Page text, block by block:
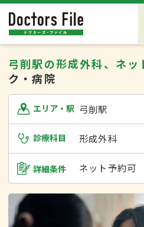
弓削駅の形成外科、ネッ
ク・病院
エリア・駅 弓削駅
診療科目 形成外科
詳細条件 ネット予約可